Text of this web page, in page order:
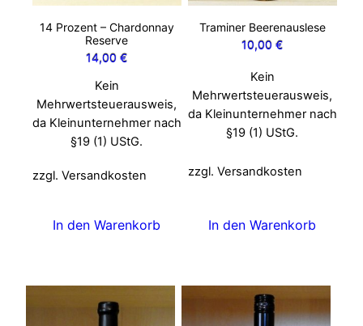
14 Prozent – Chardonnay
Reserve
14,00€
Kein
Mehrwertsteuerausweis,
da Kleinunternehmer nach
§19 (1) UStG.
zzgl. Versandkosten
In den Warenkorb
Traminer Beerenauslese
10,00€
Kein
Mehrwertsteuerausweis,
da Kleinunternehmer nach
§19 (1) UStG.
zzgl. Versandkosten
In den Warenkorb